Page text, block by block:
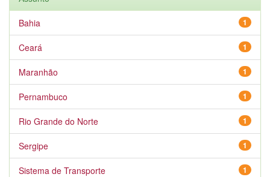
1
Bahia
1
Ceará
1
Maranhão
1
Pernambuco
1
Rio Grande do Norte
1
Sergipe
1
Sistema de Transporte